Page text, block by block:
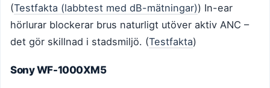
(Testfakta (labbtest med dB-mätningar)) In-ear
hörlurar blockerar brus naturligt utöver aktiv ANC –
det gör skillnad i stadsmiljö. (Testfakta)
Sony WF-1000XM5